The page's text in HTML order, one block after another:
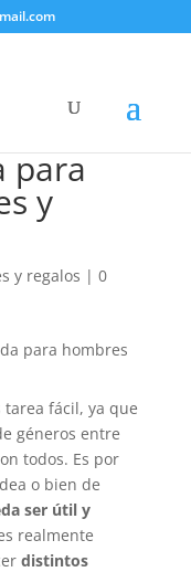
para
y
y regalos | 0
tarea fácil, ya que
géneros entre
todos. Es por
o bien de
ser útil y
realmente
distintos